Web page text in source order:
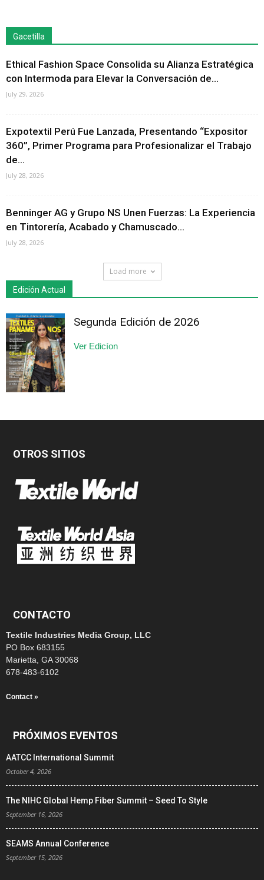
Gacetilla
Ethical Fashion Space Consolida su Alianza Estratégica
con Intermoda para Elevar la Conversación de...
July 29, 2026
Expotextil Perú Fue Lanzada, Presentando “Expositor
360”, Primer Programa para Profesionalizar el Trabajo
de...
July 28, 2026
Benninger AG y Grupo NS Unen Fuerzas: La Experiencia
en Tintorería, Acabado y Chamuscado...
July 28, 2026
Load more
Edición Actual
Segunda Edición de 2026
Ver Edicíon
OTROS SITIOS
CONTACTO
Textile Industries Media Group, LLC
PO Box 683155
Marietta, GA 30068
678-483-6102
Contact »
PRÓXIMOS EVENTOS
AATCC International Summit
October 4, 2026
The NIHC Global Hemp Fiber Summit – Seed To Style
September 16, 2026
SEAMS Annual Conference
September 15, 2026